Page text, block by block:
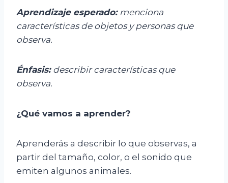
Aprendizaje esperado: menciona
características de objetos y personas que
observa.
Énfasis: describir características que
observa.
¿Qué vamos a aprender?
Aprenderás a describir lo que observas, a
partir del tamaño, color, o el sonido que
emiten algunos animales.